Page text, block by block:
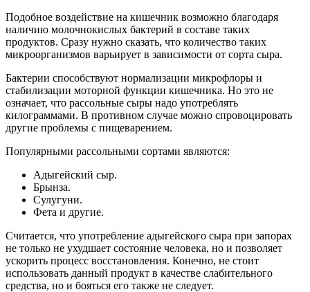
Подобное воздействие на кишечник возможно благодаря
наличию молочнокислых бактерий в составе таких
продуктов. Сразу нужно сказать, что количество таких
микроорганизмов варьирует в зависимости от сорта сыра.
Бактерии способствуют нормализации микрофлоры и
стабилизации моторной функции кишечника. Но это не
означает, что рассольные сыры надо употреблять
килограммами. В противном случае можно спровоцировать
другие проблемы с пищеварением.
Популярными рассольными сортами являются:
Адыгейский сыр.
Брынза.
Сулугуни.
Фета и другие.
Считается, что употребление адыгейского сыра при запорах
не только не ухудшает состояние человека, но и позволяет
ускорить процесс восстановления. Конечно, не стоит
использовать данный продукт в качестве слабительного
средства, но и бояться его также не следует.